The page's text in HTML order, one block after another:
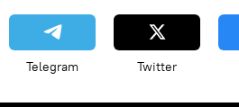
Telegram Twitter